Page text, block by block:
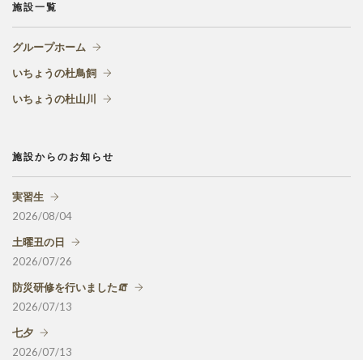
施設一覧
グループホーム
いちょうの杜鳥飼
いちょうの杜山川
施設からのお知らせ
実習生
2026/08/04
土曜丑の日
2026/07/26
防災研修を行いました🧯
2026/07/13
七夕
2026/07/13